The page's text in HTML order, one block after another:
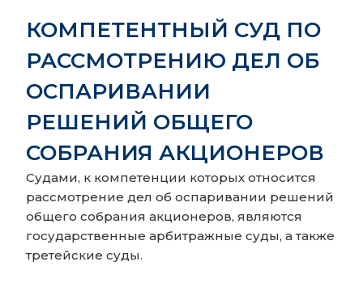
КОМПЕТЕНТНЫЙ СУД ПО
РАССМОТРЕНИЮ ДЕЛ ОБ
ОСПАРИВАНИИ
РЕШЕНИЙ ОБЩЕГО
СОБРАНИЯ АКЦИОНЕРОВ
Судами, к компетенции которых относится
рассмотрение дел об оспаривании решений
общего собрания акционеров, являются
государственные арбитражные суды, а также
третейские суды.